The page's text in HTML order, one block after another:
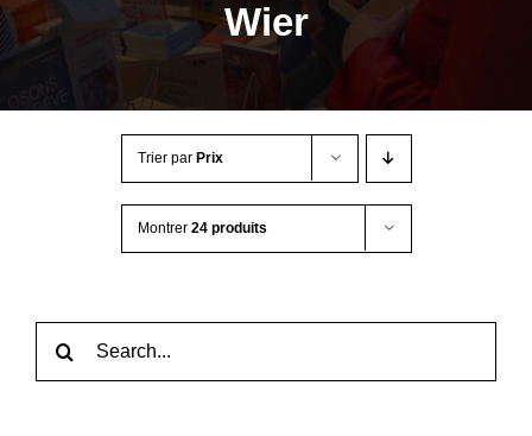
NOUS CONNAÎTRE Wier
Trier par Prix
Montrer 24 produits